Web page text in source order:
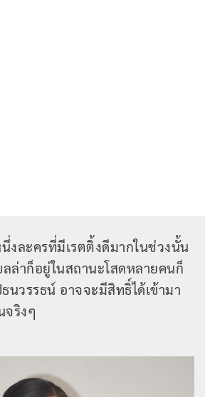
งละครที่มีเรตติ้งดีมากในช่วงนั้น
ล่าก็อยู่ในสถานะโสดหลายคนก็
นวรรธน์ อาจจะมีสิทธิ์ได้เข้ามา
จริงๆ